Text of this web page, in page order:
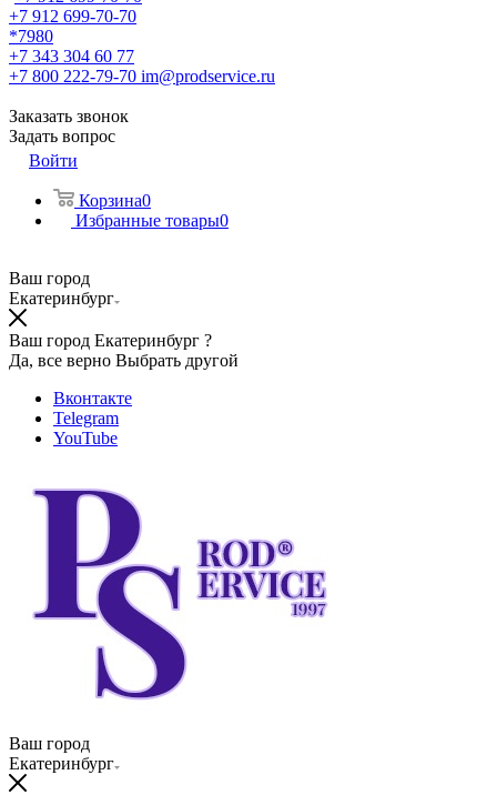
+7 912 699-70-70
*7980
+7 343 304 60 77
+7 800 222-79-70 im@prodservice.ru
Заказать звонок
Задать вопрос
Войти
Корзина0
Избранные товары0
Ваш город
Екатеринбург
Ваш город Екатеринбург ?
Да, все верно Выбрать другой
Вконтакте
Telegram
YouTube
Ваш город
Екатеринбург